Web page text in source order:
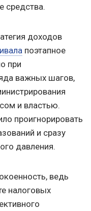
средства.
доходов
поэтапное
при
важных шагов,
и властью.
проигнорировать
и сразу
давления.
ведь
налоговых